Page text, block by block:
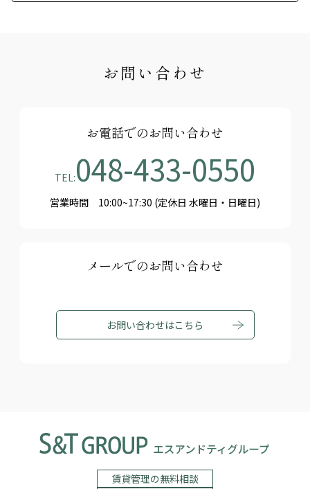
お問い合わせ
お電話でのお問い合わせ
TEL:048-433-0550
営業時間 10:00~17:30 (定休日 水曜日・日曜日)
メールでのお問い合わせ
お問い合わせはこちら
賃貸管理の無料相談